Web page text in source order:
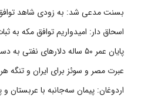
بسنت مدعی شد: به زودی شاهد توافق
اسحاق دار: امیدواریم توافق مکه به
پایان عمر ۵۰ ساله دلارهای نفتی به دست ایران
عبرت مصر و سوئز برای ایران و تنگه
اردوغان: پیمان سه‌جانبه با